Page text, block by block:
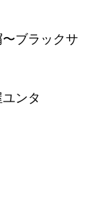
ブラックサ
ンタ